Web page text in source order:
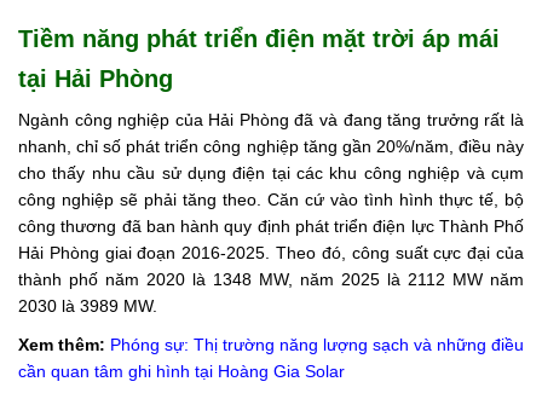
liệu
Liên
hệ
Tuyển
dụng
Tiềm năng phát triển điện mặt trời áp mái
tại Hải Phòng
Ngành công nghiệp của Hải Phòng đã và đang tăng trưởng rất là
nhanh, chỉ số phát triển công nghiệp tăng gần 20%/năm, điều này
cho thấy nhu cầu sử dụng điện tại các khu công nghiệp và cụm
công nghiệp sẽ phải tăng theo. Căn cứ vào tình hình thực tế, bộ
công thương đã ban hành quy định phát triển điện lực Thành Phố
Hải Phòng giai đoạn 2016-2025. Theo đó, công suất cực đại của
thành phố năm 2020 là 1348 MW, năm 2025 là 2112 MW năm
2030 là 3989 MW.
Xem thêm: Phóng sự: Thị trường năng lượng sạch và những điều
cần quan tâm ghi hình tại Hoàng Gia Solar